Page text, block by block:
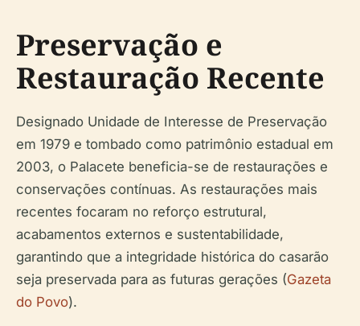
Preservação e
Restauração Recente
Designado Unidade de Interesse de Preservação
em 1979 e tombado como patrimônio estadual em
2003, o Palacete beneficia-se de restaurações e
conservações contínuas. As restaurações mais
recentes focaram no reforço estrutural,
acabamentos externos e sustentabilidade,
garantindo que a integridade histórica do casarão
seja preservada para as futuras gerações (Gazeta
do Povo).